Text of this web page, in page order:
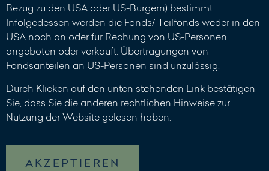
Bezug zu den USA oder US-Bürgern) bestimmt.
Infolgedessen werden die Fonds/ Teilfonds weder in den
USA noch an oder für Rechung von US-Personen
angeboten oder verkauft. Übertragungen von
Fondsanteilen an US-Personen sind unzulässig.
Durch Klicken auf den unten stehenden Link bestätigen
Sie, dass Sie die anderen rechtlichen Hinweisezur
Nutzung der Website gelesen haben.
AKZEPTIEREN